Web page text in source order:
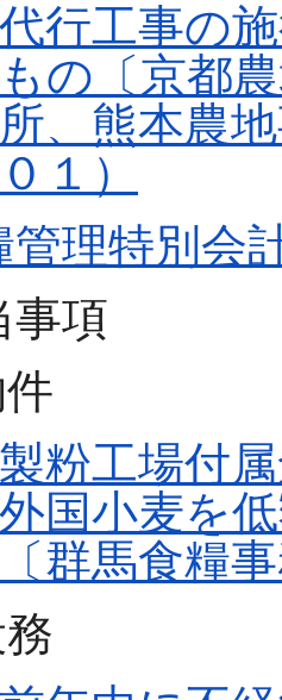
代行工事の
もの〔京都
所、熊本農
０１）
管理特別会
事項
製粉工場付
外国小麦を
〔群馬食糧